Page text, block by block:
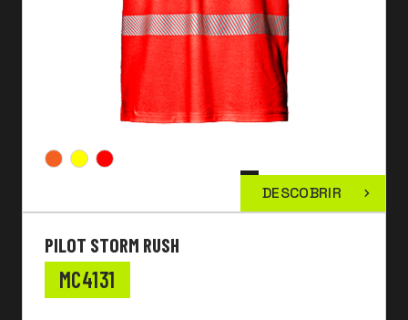
DESCOBRIR
PILOT STORM RUSH
MC4131